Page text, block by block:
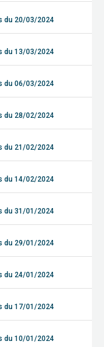
du 20/03/2024
du 13/03/2024
du 06/03/2024
du 28/02/2024
du 21/02/2024
du 14/02/2024
du 31/01/2024
du 29/01/2024
du 24/01/2024
du 17/01/2024
du 10/01/2024